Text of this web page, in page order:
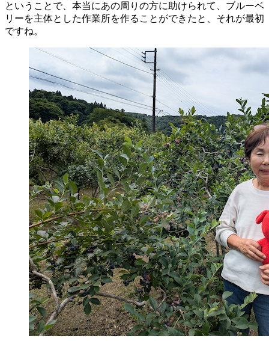
ということで、本当にあの周りの方に助けられて、ブルーベ
リーを主体とした作業所を作ることができたと、それが最初
ですね。